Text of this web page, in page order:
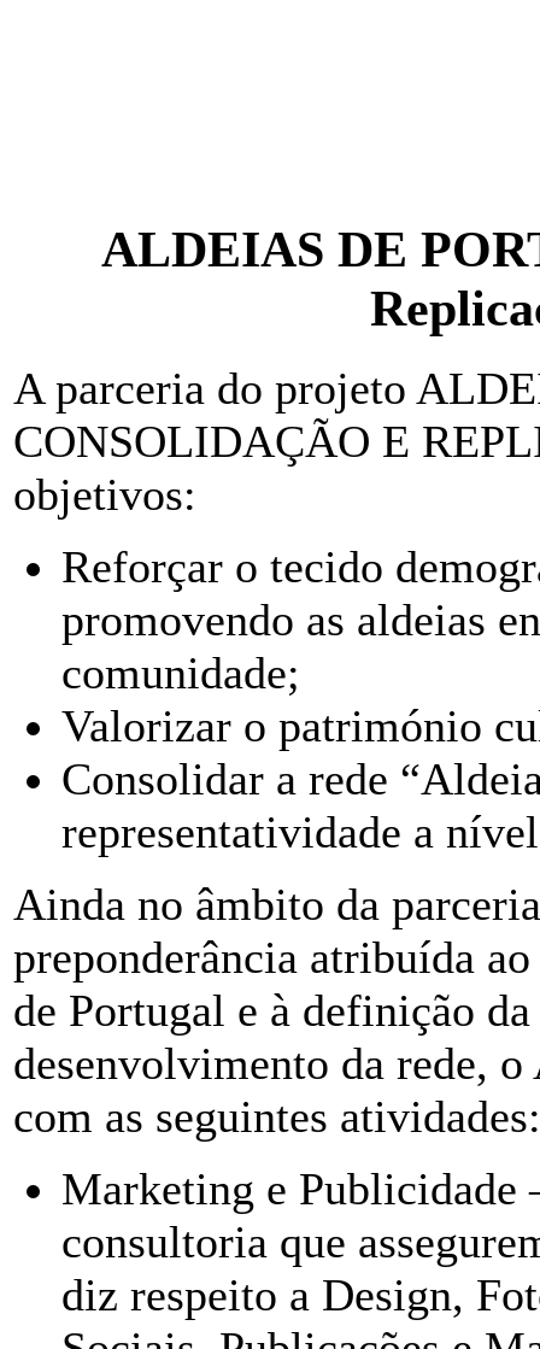
ALDEIAS DE
A parceria do projeto
CONSOLIDAÇÃO E
objetivos:
Reforçar o tecido
promovendo as aldeias
comunidade;
Valorizar o património
Consolidar a rede
representatividade a
Ainda no âmbito da
preponderância atribuída
de Portugal e à definição
desenvolvimento da rede,
com as seguintes atividades:
Marketing e Publicidade
consultoria que
diz respeito a Design,